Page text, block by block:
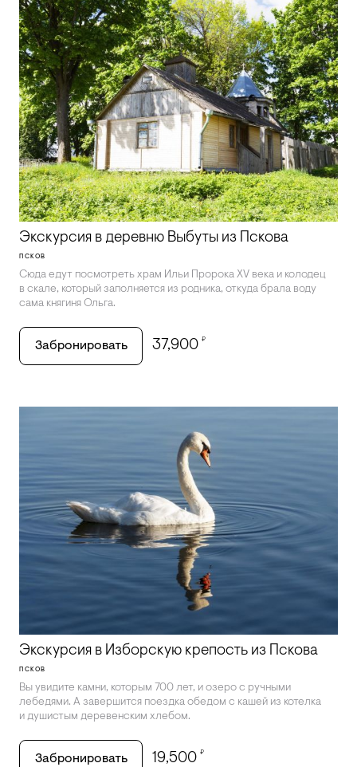
Экскурсия в деревню Выбуты из Пскова
ПСКОВ
Сюда едут посмотреть храм Ильи Пророка XV века и колодец
в скале, который заполняется из родника, откуда брала воду
сама княгиня Ольга.
Забронировать 37,900 ₽
Экскурсия в Изборскую крепость из Пскова
ПСКОВ
Вы увидите камни, которым 700 лет, и озеро с ручными
лебедями. А завершится поездка обедом с кашей из котелка
и душистым деревенским хлебом.
Забронировать 19,500 ₽